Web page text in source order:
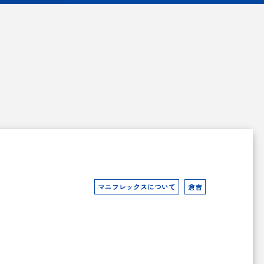
マニフレックスについて 倉吉